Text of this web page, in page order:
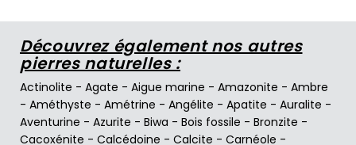
Découvrez également nos autres
pierres naturelles :
Actinolite - Agate - Aigue marine - Amazonite - Ambre
- Améthyste - Amétrine - Angélite - Apatite - Auralite -
Aventurine - Azurite - Biwa - Bois fossile - Bronzite -
Cacoxénite - Calcédoine - Calcite - Carnéole -